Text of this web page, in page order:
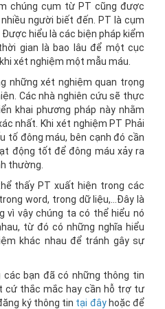
chúng cụm từ PT cũng được
người biết đến. PT là cụm
hiểu là các biện pháp kiểm
gian là bao lâu để một cục
xét nghiệm một mẫu máu.
những xét nghiệm quan trọng
Các nhà nghiên cứu sẽ thực
khai phương pháp này nhằm
nhất. Khi xét nghiệm PT Phải
tố đông máu, bên cạnh đó cần
động tốt để đông máu xảy ra
thường.
thấy PT xuất hiện trong các
word, trong dữ liệu,…Đây là
vì vậy chúng ta có thể hiểu nó
từ đó có những nghĩa hiểu
khác nhau để tránh gây sự
các bạn đã có những thông tin
cứ thắc mắc hay cần hỗ trợ tư
ký thông tin tại đây hoặc để